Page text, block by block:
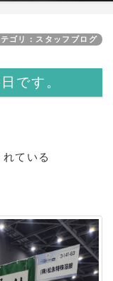
ゴリ：スタッフブログ
です。
ている